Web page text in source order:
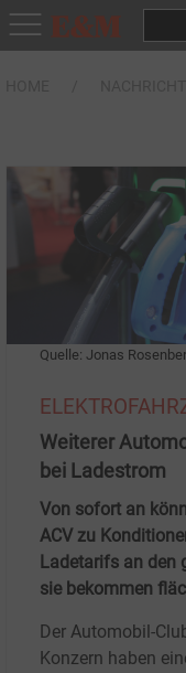
Quelle: Jonas
Weiterer
bei Ladestrom
Von sofort an
ACV zu
Ladetarifs an den
sie bekommen
Der Automobil-
Konzern haben